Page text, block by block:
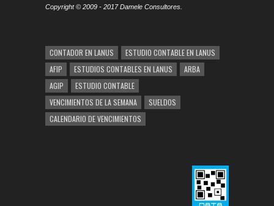
Copyright © 2009 - 2017 Damele Consultores.
CONTADOR EN LANUS
ESTUDIO CONTABLE EN LANUS
AFIP
ESTUDIOS CONTABLES EN LANUS
ARBA
AGIP
ESTUDIO CONTABLE
VENCIMIENTOS DE LA SEMANA
SUELDOS
CALENDARIO DE VENCIMIENTOS